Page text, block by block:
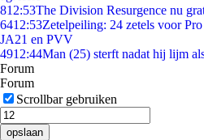
812:53The Division Resurgence nu
6412:53Zetelpeiling: 24 zetels voor
JA21 en PVV
4912:44Man (25) sterft nadat hij lijm
Forum
Forum
Scrollbar gebruiken
opslaan